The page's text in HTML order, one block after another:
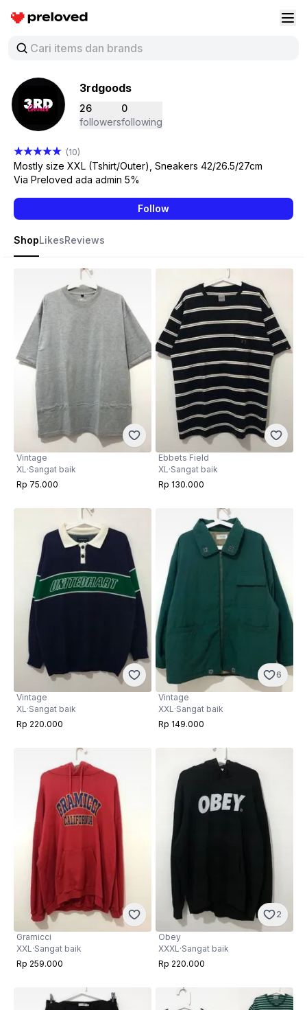
Preloved Indonesia
3rdgoods
26
followers
0
following
(10)
Mostly size XXL (Tshirt/Outer), Sneakers 42/26.5/27cm
Via Preloved ada admin 5%
Follow
ShopLikesReviews
Vintage
XL·Sangat baik
Rp 75.000
Ebbets Field
XL·Sangat baik
Rp 130.000
Vintage
XL·Sangat baik
Rp 220.000
6
Vintage
XXL·Sangat baik
Rp 149.000
Gramicci
XXL·Sangat baik
Rp 259.000
2
Obey
XXXL·Sangat baik
Rp 220.000